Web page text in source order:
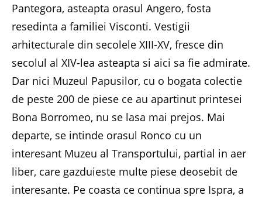
Pantegora, asteapta orasul Angero, fosta
resedinta a familiei Visconti. Vestigii
arhitecturale din secolele XIII-XV, fresce din
secolul al XIV-lea asteapta si aici sa fie admirate.
Dar nici Muzeul Papusilor, cu o bogata colectie
de peste 200 de piese ce au apartinut printesei
Bona Borromeo, nu se lasa mai prejos. Mai
departe, se intinde orasul Ronco cu un
interesant Muzeu al Transportului, partial in aer
liber, care gazduieste multe piese deosebit de
interesante. Pe coasta ce continua spre Ispra, a